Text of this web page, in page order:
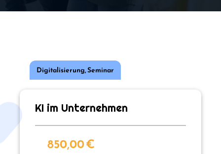
Digitalisierung,Seminar
KI im Unternehmen
850,00€